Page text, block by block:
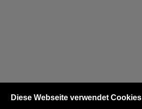
Diese Webseite verwendet Cookies